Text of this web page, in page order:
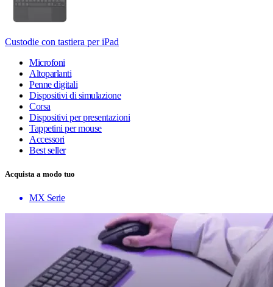
Custodie con tastiera per iPad
Microfoni
Altoparlanti
Penne digitali
Dispositivi di simulazione
Corsa
Dispositivi per presentazioni
Tappetini per mouse
Accessori
Best seller
Acquista a modo tuo
MX Serie